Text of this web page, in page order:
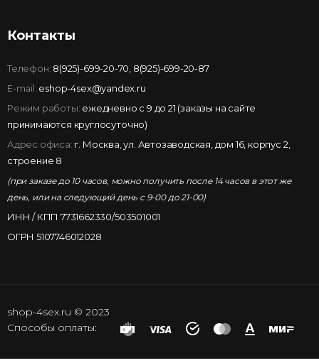
Контакты
Телефон: 8(925)-699-20-70 8(925)-699-20-87
E-mail: eshop-4sex@yandex.ru
Режим работы: ежедневно с 9 до 21 (заказы на сайте
принимаются круглосуточно)
Адрес офиса: г. Москва, ул. Автозаводская, дом 16, корпус 2,
строение 8
(при заказе до 10 часов, можно получить после 14 часов в этот же
день, или на следующий день с 9-00 до 21-00)
ИНН / КПП 7731662330/503501001
ОГРН 5107746012028
shop-4sex.ru © 2023
Способы оплаты: